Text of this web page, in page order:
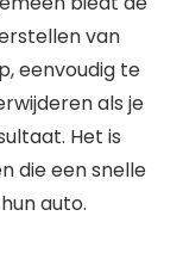
van
eenvoudig te
als je
Het is
die een snelle
auto.